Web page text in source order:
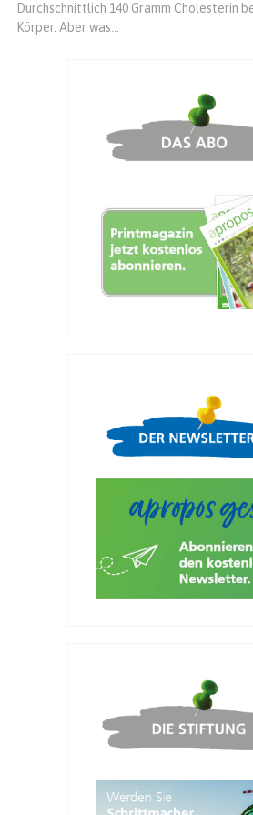
Durchschnittlich 140 Gramm Cholesterin
Körper. Aber was...